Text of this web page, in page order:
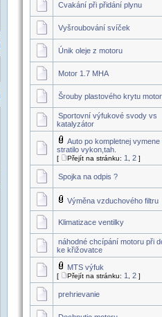
Cvakání při přidání plynu
Vyšroubování svíček
Únik oleje z motoru
Motor 1.7 MHA
Šrouby plastového krytu
Sportovní výfukové svody vs
katalyzátor
Auto po kompletnej
stratilo vykon,tah.
[ Přejít na stránku: 1 2 ]
Spojka na odpis ?
Výměna vzduchového filtru
Klimatizace ventilky
náhodné chcípání motoru při
ke křižovatce
MTS výfuk
[ Přejít na stránku: 1 2 ]
prehrievanie